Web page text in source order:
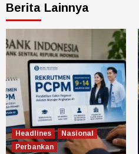
Berita Lainnya
Headlines
Nasional
Perbankan